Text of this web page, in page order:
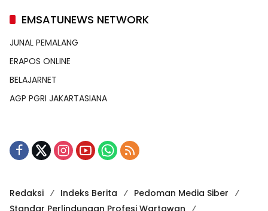
EMSATUNEWS NETWORK
JUNAL PEMALANG
ERAPOS ONLINE
BELAJARNET
AGP PGRI JAKARTASIANA
Redaksi Indeks Berita
Pedoman Media Siber